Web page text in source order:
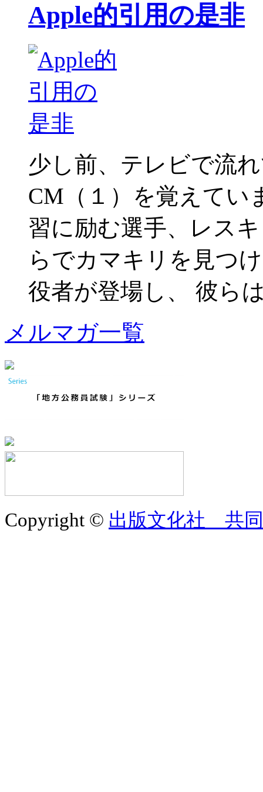
Apple的引用の是非
少し前、テレビで流
CM（１）を覚えてい
習に励む選手、レス
らでカマキリを見つ
役者が登場し、 彼ら
メルマガ一覧
Copyright © 出版文化社 共